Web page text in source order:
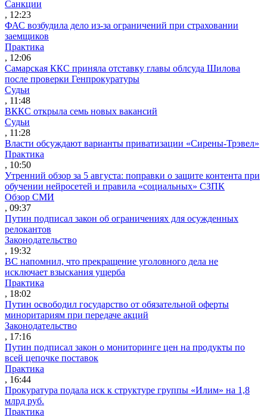
Санкции
, 12:23
ФАС возбудила дело из-за ограничений при страховании
заемщиков
Практика
, 12:06
Самарская ККС приняла отставку главы облсуда Шилова
после проверки Генпрокуратуры
Судьи
, 11:48
ВККС открыла семь новых вакансий
Судьи
, 11:28
Власти обсуждают варианты приватизации «Сирены-Трэвел»
Практика
, 10:50
Утренний обзор за 5 августа: поправки о защите контента при
обучении нейросетей и правила «социальных» СЗПК
Обзор СМИ
, 09:37
Путин подписал закон об ограничениях для осужденных
релокантов
Законодательство
, 19:32
ВС напомнил, что прекращение уголовного дела не
исключает взыскания ущерба
Практика
, 18:02
Путин освободил государство от обязательной оферты
миноритариям при передаче акций
Законодательство
, 17:16
Путин подписал закон о мониторинге цен на продукты по
всей цепочке поставок
Практика
, 16:44
Прокуратура подала иск к структуре группы «Илим» на 1,8
млрд руб.
Практика